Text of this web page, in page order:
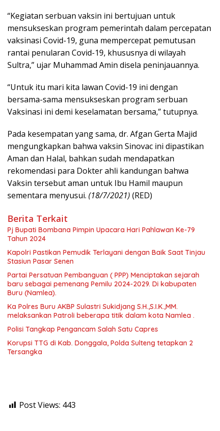
“Kegiatan serbuan vaksin ini bertujuan untuk
mensukseskan program pemerintah dalam percepatan
vaksinasi Covid-19, guna mempercepat pemutusan
rantai penularan Covid-19, khususnya di wilayah
Sultra,” ujar Muhammad Amin disela peninjauannya.
“Untuk itu mari kita lawan Covid-19 ini dengan
bersama-sama mensukseskan program serbuan
Vaksinasi ini demi keselamatan bersama,” tutupnya.
Pada kesempatan yang sama, dr. Afgan Gerta Majid
mengungkapkan bahwa vaksin Sinovac ini dipastikan
Aman dan Halal, bahkan sudah mendapatkan
rekomendasi para Dokter ahli kandungan bahwa
Vaksin tersebut aman untuk Ibu Hamil maupun
sementara menyusui. (18/7/2021) (RED)
Berita Terkait
Pj Bupati Bombana Pimpin Upacara Hari Pahlawan Ke-79
Tahun 2024
Kapolri Pastikan Pemudik Terlayani dengan Baik Saat Tinjau
Stasiun Pasar Senen
Partai Persatuan Pembanguan ( PPP) Menciptakan sejarah
baru sebagai pemenang Pemilu 2024-2029. Di kabupaten
Buru (Namlea).
Ka Polres Buru AKBP Sulastri Sukidjang S.H.,S.I.K.,MM.
melaksankan Patroli beberapa titik dalam kota Namlea .
Polisi Tangkap Pengancam Salah Satu Capres
Korupsi TTG di Kab. Donggala, Polda Sulteng tetapkan 2
Tersangka
Post Views: 443